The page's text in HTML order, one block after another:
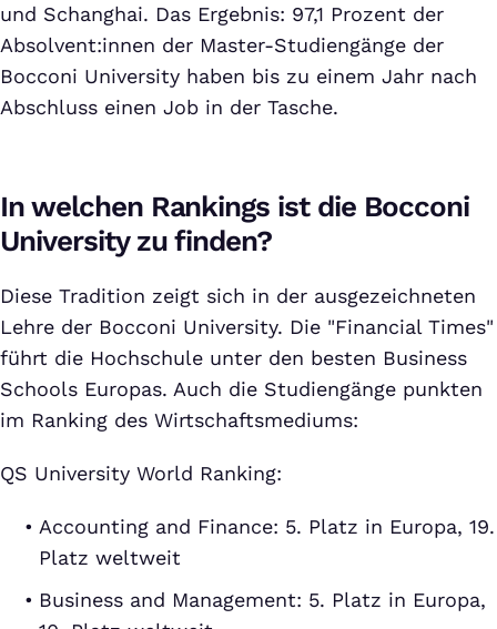
und Schanghai. Das Ergebnis: 97,1 Prozent der
Absolvent:innen der Master-Studiengänge der
Bocconi University haben bis zu einem Jahr nach
Abschluss einen Job in der Tasche.
In welchen Rankings ist die Bocconi
University zu finden?
Diese Tradition zeigt sich in der ausgezeichneten
Lehre der Bocconi University. Die "Financial Times"
führt die Hochschule unter den besten Business
Schools Europas. Auch die Studiengänge punkten
im Ranking des Wirtschaftsmediums:
QS University World Ranking:
Accounting and Finance: 5. Platz in Europa, 19.
Platz weltweit
Business and Management: 5. Platz in Europa,